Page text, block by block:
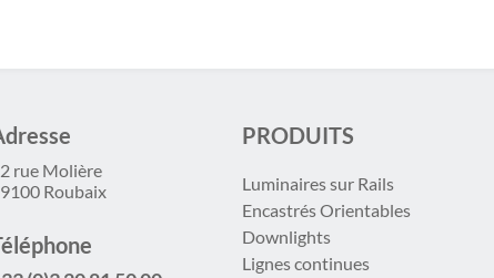
rue Molière
Roubaix
PRODUITS
Luminaires sur Rails
Encastrés Orientables
Downlights
Lignes continues